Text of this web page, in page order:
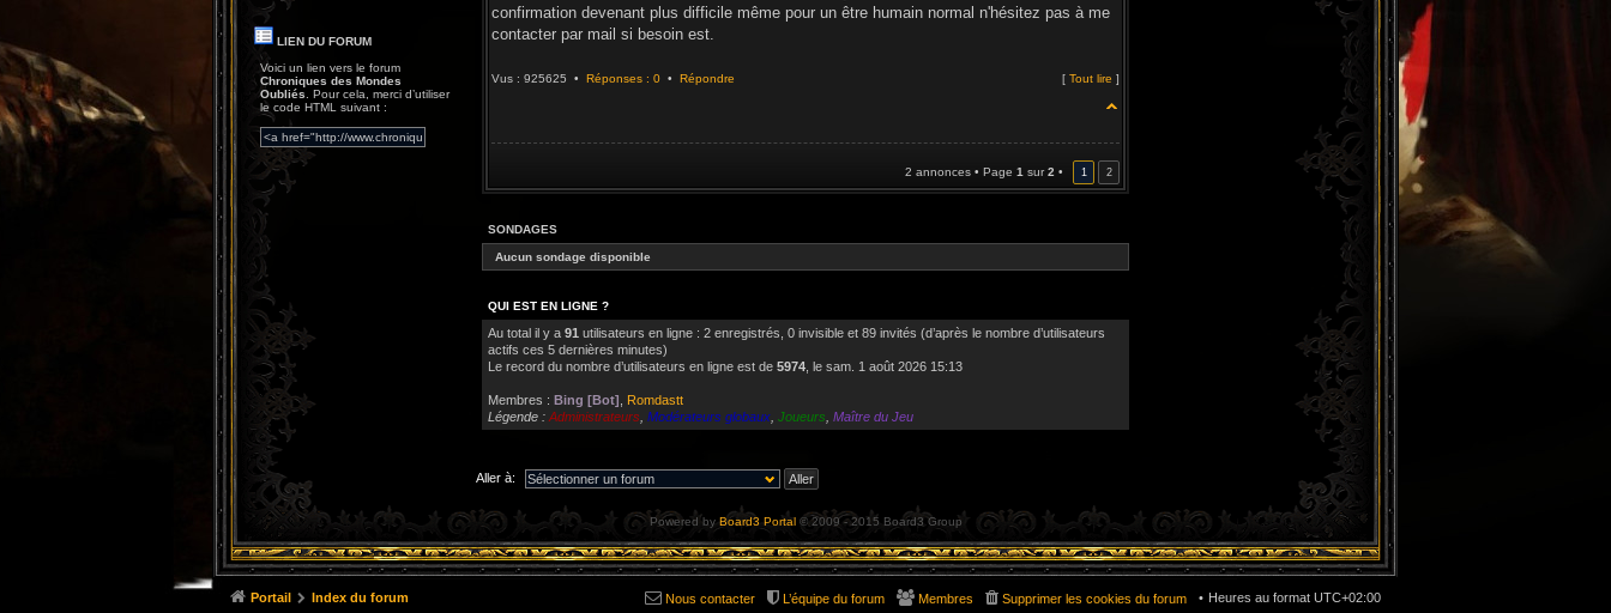
confirmation devenant plus difficile même pour un être humain normal n'hésitez pas à me
contacter par mail si besoin est.
Vus : 925625 • Réponses : 0 • Répondre [ Tout lire ]
2 annonces • Page 1 sur2 • 1 2
SONDAGES
Aucun sondage disponible
QUI EST EN LIGNE ?
Au total il y a 91 utilisateurs en ligne : 2 enregistrés, 0 invisible et 89 invités (d’après le nombre d’utilisateurs
actifs ces 5 dernières minutes)
Le record du nombre d’utilisateurs en ligne est de 5974 , le sam. 1 août 2026 15:13
Membres : Bing [Bot]
Romdastt
Légende : Administrateurs Modérateurs globaux Joueurs Maître du Jeu
Aller à:
LIEN DU FORUM
Voici un lien vers le forum
Chroniques des Mondes
Oubliés . Pour cela, merci d’utiliser
le code HTML suivant :
Powered by Board3 Portal© 2009 - 2015 Board3 Group
Portail Index du forum Heures au format UTC+02:00
Supprimer les cookies du forum
Membres
L’équipe du forum
Nous contacter